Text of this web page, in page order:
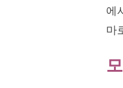
에
마